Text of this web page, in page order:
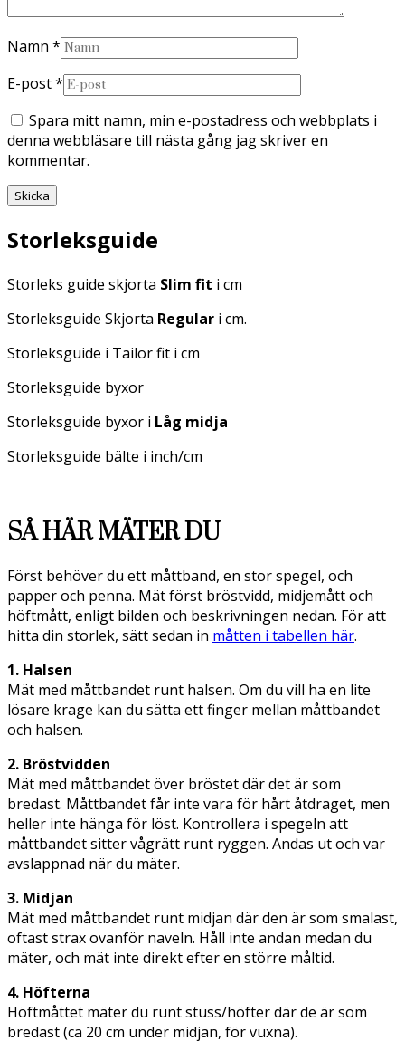
Namn *
E-post*
Spara mitt namn, min e-postadress och webbplats i
denna webbläsare till nästa gång jag skriver en
kommentar.
Storleksguide
Storleks guide skjorta Slim fit i cm
Storleksguide Skjorta Regular i cm.
Storleksguide i Tailor fit i cm
Storleksguide byxor
Storleksguide byxor i Låg midja
Storleksguide bälte i inch/cm
SÅ HÄR MÄTER DU
Först behöver du ett måttband, en stor spegel, och
papper och penna. Mät först bröstvidd, midjemått och
höftmått, enligt bilden och beskrivningen nedan. För att
hitta din storlek, sätt sedan in måtten i tabellen här.
1. Halsen
Mät med måttbandet runt halsen. Om du vill ha en lite
lösare krage kan du sätta ett finger mellan måttbandet
och halsen.
2. Bröstvidden
Mät med måttbandet över bröstet där det är som
bredast. Måttbandet får inte vara för hårt åtdraget, men
heller inte hänga för löst. Kontrollera i spegeln att
måttbandet sitter vågrätt runt ryggen. Andas ut och var
avslappnad när du mäter.
3. Midjan
Mät med måttbandet runt midjan där den är som smalast,
oftast strax ovanför naveln. Håll inte andan medan du
mäter, och mät inte direkt efter en större måltid.
4. Höfterna
Höftmåttet mäter du runt stuss/höfter där de är som
bredast (ca 20 cm under midjan, för vuxna).